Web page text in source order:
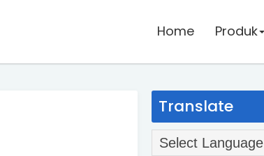
Home Produk
Home Produk
Translate